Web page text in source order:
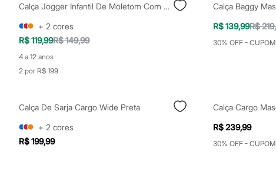
Vestidos
Masculino
Em alta
Dia dos Pais
Inverno
Novidades
Roupas
Calças
Camisetas e Regatas
Casacos e Jaquetas
Jeans
Polos
Calça Jogger Infantil De Moletom Com Bolso Cargo Preta
+ 2 cores
R$ 119,99R$ 149,99
4 a 12 anos
2 por R$ 199
R$ 139,99R$
30% OFF -
Calça De Sarja Cargo Wide Preta
+ 2 cores
R$ 199,99
Calça Cargo
R$ 239,99
30% OFF -